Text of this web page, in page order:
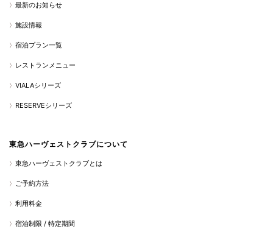
最新のお知らせ
施設情報
宿泊プラン一覧
レストランメニュー
VIALAシリーズ
RESERVEシリーズ
東急ハーヴェストクラブについて
東急ハーヴェストクラブとは
ご予約方法
利用料金
宿泊制限 / 特定期間